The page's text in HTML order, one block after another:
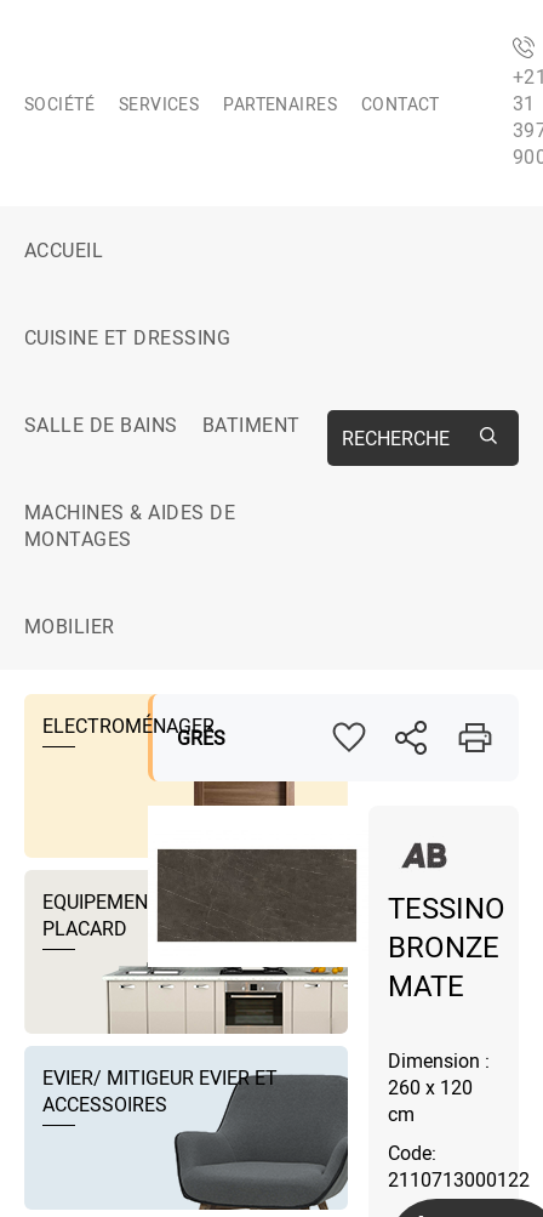
SOCIÉTÉ SERVICES PARTENAIRES CONTACT
31
ACCUEIL
CUISINE ET DRESSING
SALLE DE BAINS BATIMENT
MACHINES & AIDES DE
MONTAGES
MOBILIER
RECHERCHE
ELECTROMÉNAGER
EQUIPEMENTS DRESSING ET
PLACARD
EVIER/ MITIGEUR EVIER ET
ACCESSOIRES
GRÉS
TESSINO
BRONZE
MATE
Dimension :
260 x 120
cm
Code:
2110713000122